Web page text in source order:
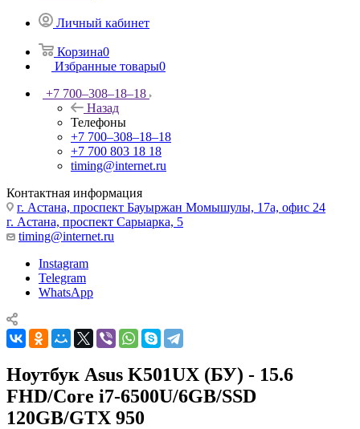
Личный кабинет
Корзина0
Избранные товары0
+7 700‒308‒18‒18
Назад
Телефоны
+7 700‒308‒18‒18
+7 700 803 18 18
timing@internet.ru
Контактная информация
г. Астана, проспект Бауыржан Момышулы, 17а, офис 24
г. Астана, проспект Сарыарка, 5
timing@internet.ru
Instagram
Telegram
WhatsApp
Ноутбук Asus K501UX (БУ) - 15.6
FHD/Core i7-6500U/6GB/SSD
120GB/GTX 950